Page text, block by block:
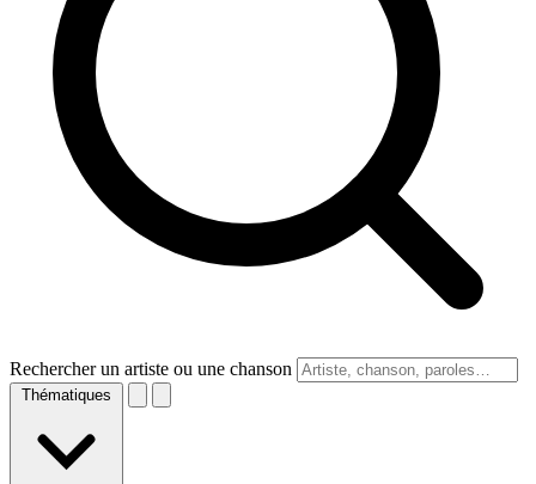
Rechercher un artiste ou une chanson
Thématiques